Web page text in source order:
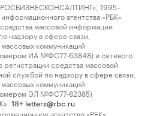
1995–
агентства «РБК»
массовой информации
надзору в сфере связи,
коммуникаций
ИА №ФС77-63848) и сетевого
регистрации средства массовой
службой по надзору в сфере связи,
коммуникаций
ЭЛ №ФС77-82385)
18+ letters@rbc.ru
агентство «РБК».